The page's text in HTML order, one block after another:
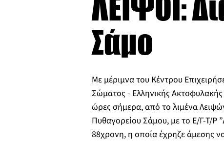
Σάμο
Με μέριμνα του Κέντρου
Σώματος - Ελληνικής Ακτοφυλακής
ώρες σήμερα, από το λιμένα
Πυθαγορείου Σάμου, με το Ε/Γ-Τ/Ρ
88χρονη, η οποία έχρηζε άμεσης